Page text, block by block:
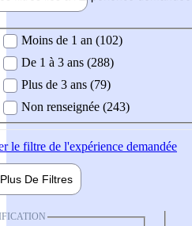
demandée
Moins de 1 an (102)
De 1 à 3 ans (288)
Plus de 3 ans (79)
Non renseignée (243)
le filtre de l'expérience demandée
Plus De Filtres